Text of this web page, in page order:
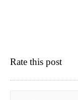
Rate this post